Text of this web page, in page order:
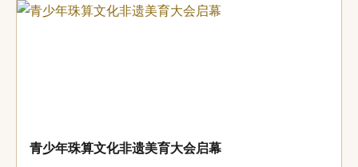
保护单位的重大险情将全面排除，全省文物资源的保存状况
青少年珠算文化非遗美育大会启幕